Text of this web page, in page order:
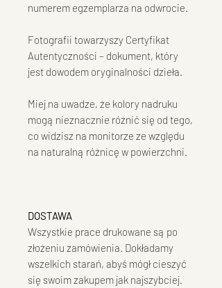
numerem egzemplarza na odwrocie.
Fotografii towarzyszy Certyfikat
Autentyczności – dokument, który
jest dowodem oryginalności dzieła.
Miej na uwadze, że kolory nadruku
mogą nieznacznie różnić się od tego,
co widzisz na monitorze ze względu
na naturalną różnicę w powierzchni.
DOSTAWA
Wszystkie prace drukowane są po
złożeniu zamówienia. Dokładamy
wszelkich starań, abyś mógł cieszyć
się swoim zakupem jak najszybciej.